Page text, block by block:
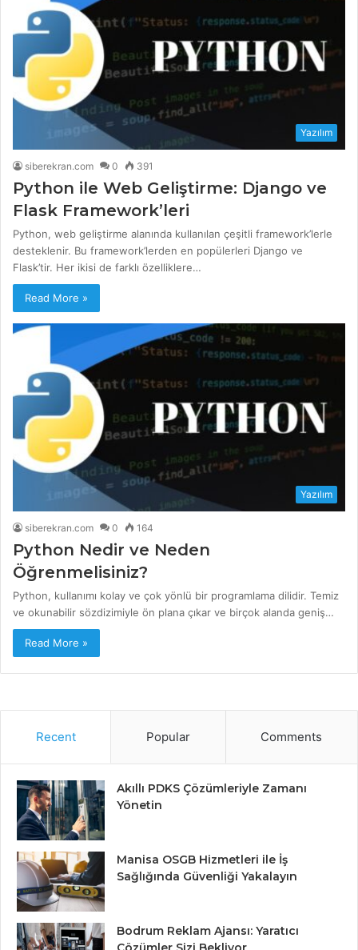
Yazılım
siberekran.com 0 391
Python ile Web Geliştirme: Django ve
Flask Framework’leri
Python, web geliştirme alanında kullanılan çeşitli framework’lerle
desteklenir. Bu framework’lerden en popülerleri Django ve
Flask’tir. Her ikisi de farklı özelliklere…
Read More »
Yazılım
siberekran.com 0 164
Python Nedir ve Neden
Öğrenmelisiniz?
Python, kullanımı kolay ve çok yönlü bir programlama dilidir. Temiz
ve okunabilir sözdizimiyle ön plana çıkar ve birçok alanda geniş…
Read More »
Recent Popular Comments
Akıllı PDKS Çözümleriyle Zamanı
Yönetin
Manisa OSGB Hizmetleri ile İş
Sağlığında Güvenliği Yakalayın
Bodrum Reklam Ajansı: Yaratıcı